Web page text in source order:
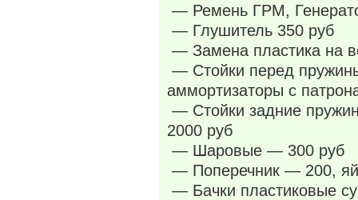
— Ремень ГРМ,
— Глушитель 350 руб
— Замена пластика на
— Стойки перед
аммортизаторы с
— Стойки задние
2000 руб
— Шаровые — 300 руб
— Поперечник — 200,
— Бачки пластиковые